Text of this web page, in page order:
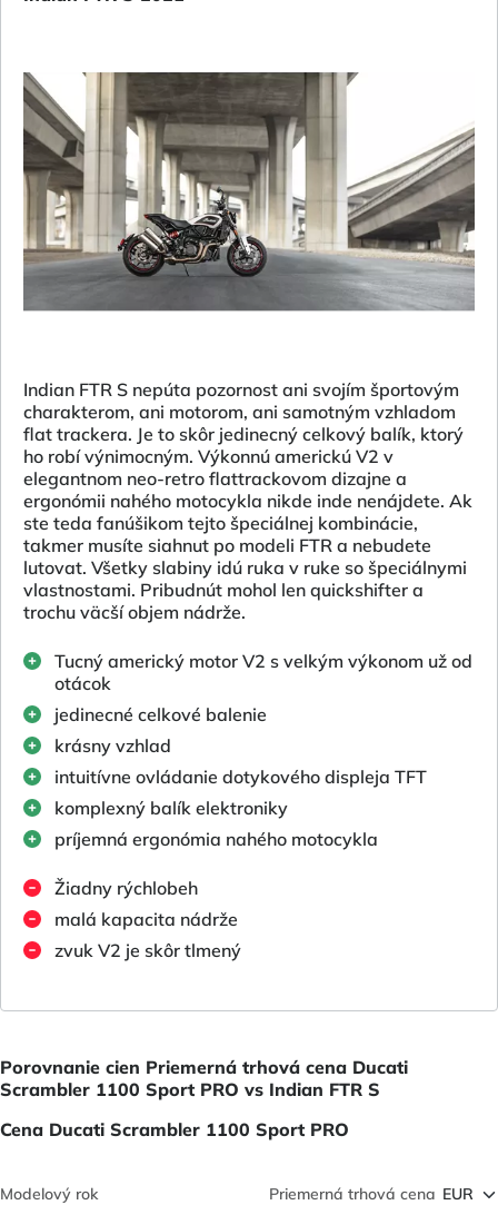
Indian FTR S nepúta pozornost ani svojím športovým
charakterom, ani motorom, ani samotným vzhladom
flat trackera. Je to skôr jedinecný celkový balík, ktorý
ho robí výnimocným. Výkonnú americkú V2 v
elegantnom neo-retro flattrackovom dizajne a
ergonómii nahého motocykla nikde inde nenájdete. Ak
ste teda fanúšikom tejto špeciálnej kombinácie,
takmer musíte siahnut po modeli FTR a nebudete
lutovat. Všetky slabiny idú ruka v ruke so špeciálnymi
vlastnostami. Pribudnút mohol len quickshifter a
trochu väcší objem nádrže.
Tucný americký motor V2 s velkým výkonom už od
otácok
jedinecné celkové balenie
krásny vzhlad
intuitívne ovládanie dotykového displeja TFT
komplexný balík elektroniky
príjemná ergonómia nahého motocykla
Žiadny rýchlobeh
malá kapacita nádrže
zvuk V2 je skôr tlmený
Porovnanie cien Priemerná trhová cena Ducati
Scrambler 1100 Sport PRO vs Indian FTR S
Cena Ducati Scrambler 1100 Sport PRO
Modelový rok Priemerná trhová cena